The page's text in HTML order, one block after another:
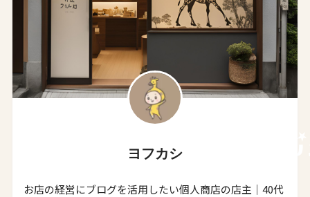
ヨフカシ
お店の経営にブログを活用したい個人商店の店主｜40代